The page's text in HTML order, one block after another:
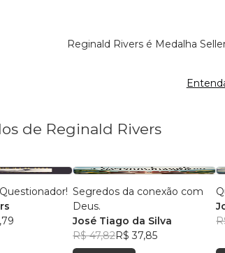
Reginald Rivers é Medalha
de Reginald Rivers
Segredos da conexão com
Deus.
José Tiago da Silva
R$ 47,82R$ 37,85